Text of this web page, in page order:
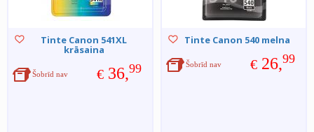
Tinte Canon 541XL
krāsaina
€ 36,99
Šobrīd nav
Tinte Canon 540 melna
€ 26,99
Šobrīd nav